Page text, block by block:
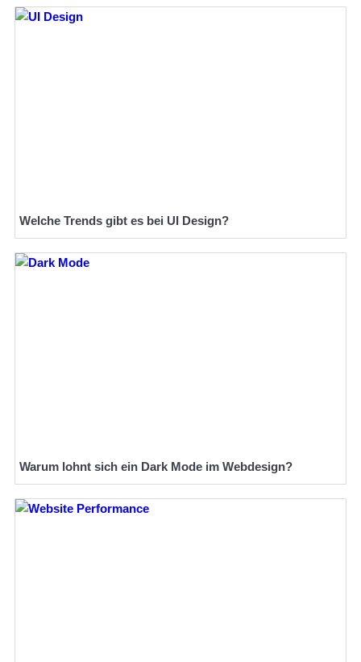
Welche Trends gibt es bei UI Design?
Warum lohnt sich ein Dark Mode im Webdesign?